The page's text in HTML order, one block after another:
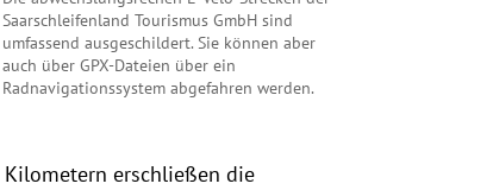
Saarschleifenland Tourismus GmbH sind
umfassend ausgeschildert. Sie können aber
auch über GPX-Dateien über ein
Radnavigationssystem abgefahren werden.
erschließen die